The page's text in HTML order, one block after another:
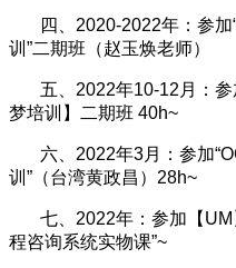
四、2020-2022年：参加
训”二期班（赵玉焕老师）
五、2022年10-12月：参
梦培训】二期班 40h~
六、2022年3月：参加
训”（台湾黄政昌）28h~
七、2022年：参加【UM
程咨询系统实物课”~